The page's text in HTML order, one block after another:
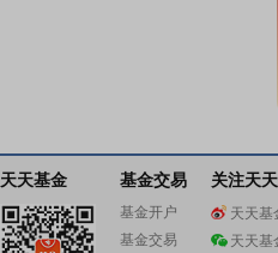
天天基金 基金交易
基金开户
基金交易
关注天
天天基
天天基